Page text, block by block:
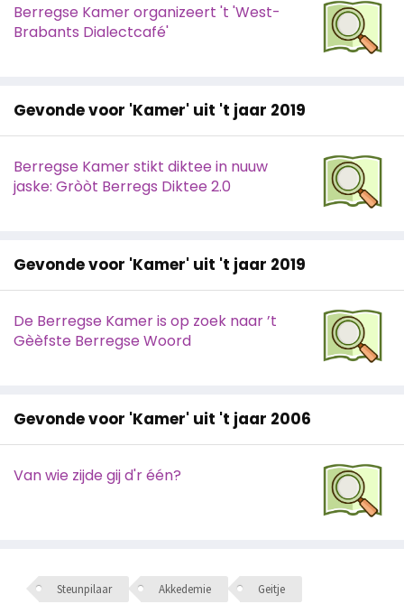
Berregse Kamer organizeert 't 'West-
Brabants Dialectcafé'
Gevonde voor 'Kamer' uit 't jaar 2019
Berregse Kamer stikt diktee in nuuw
jaske: Gròòt Berregs Diktee 2.0
Gevonde voor 'Kamer' uit 't jaar 2019
De Berregse Kamer is op zoek naar ’t
Gèèfste Berregse Woord
Gevonde voor 'Kamer' uit 't jaar 2006
Van wie zijde gij d'r één?
Steunpilaar Akkedemie
Geitje